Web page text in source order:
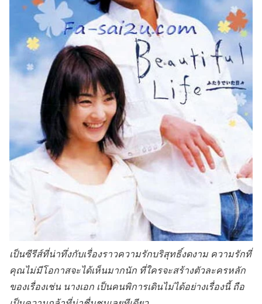
เป็นซีรีส์ที่น่าทึ่งกับเรื่องราวความรักบริสุทธิ์งดงาม ความรักที่
คุณไม่มีโอกาสจะได้เห็นมากนัก ที่ใครจะสร้างตัวละครหลัก
ของเรื่องเช่น นางเอก เป็นคนพิการเดินไม่ได้อย่างเรื่องนี้ ถือ